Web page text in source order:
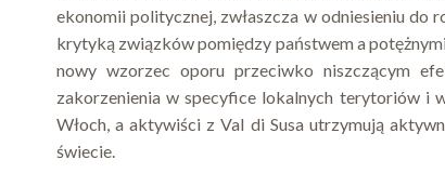
ekonomii politycznej, zwłaszcza w odniesieniu
krytyką związków pomiędzy państwem a
nowy wzorzec oporu przeciwko niszczącym
zakorzenienia w specyfice lokalnych terytoriów i
Włoch, a aktywiści z Val di Susa utrzymują
świecie.